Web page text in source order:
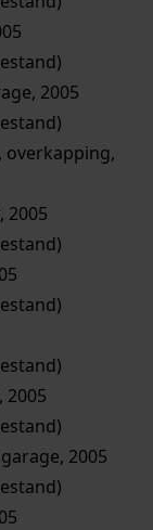
2005
overkapping,
2005
2005